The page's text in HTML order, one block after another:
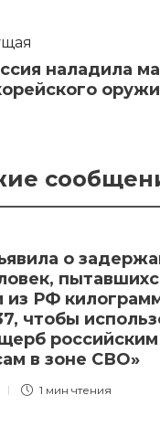
наладила
о
из РФ
чтобы
российским
в зоне СВО»
1 мин чтения